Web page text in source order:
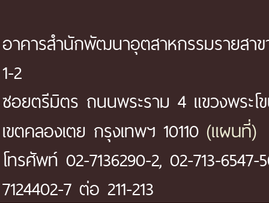
อาคารสำนักพัฒนาอุตสาหกรรมรายสา
1-2
ซอยตรีมิตร ถนนพระราม 4 แขวงพระโ
เขตคลองเตย กรุงเทพฯ 10110 (แผนที่)
โทรศัพท์ 02-7136290-2, 02-713-6547-
7124402-7 ต่อ 211-213